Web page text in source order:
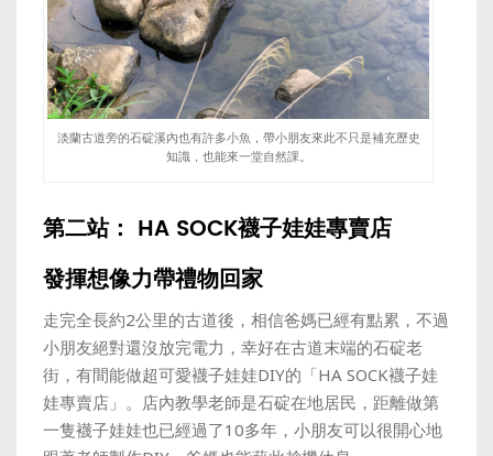
淡蘭古道旁的石碇溪內也有許多小魚，帶小朋友來此不只是補充歷史
知識，也能來一堂自然課。
第二站： HA SOCK襪子娃娃專賣店
發揮想像力帶禮物回家
走完全長約2公里的古道後，相信爸媽已經有點累，不過
小朋友絕對還沒放完電力，幸好在古道末端的石碇老
街，有間能做超可愛襪子娃娃DIY的「HA SOCK襪子娃
娃專賣店」。店內教學老師是石碇在地居民，距離做第
一隻襪子娃娃也已經過了10多年，小朋友可以很開心地